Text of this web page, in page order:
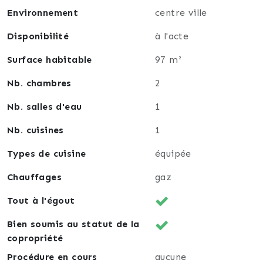
Environnement centre ville
Disponibilité à l'acte
Surface habitable 97 m²
Nb. chambres 2
Nb. salles d'eau 1
Nb. cuisines 1
Types de cuisine équipée
Chauffages gaz
Tout à l'égout
Bien soumis au statut de la
copropriété
Procédure en cours
aucune